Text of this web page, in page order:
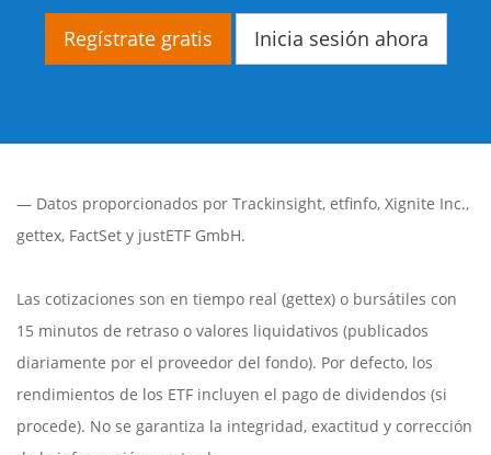
Regístrate gratis Inicia sesión ahora
— Datos proporcionados por Trackinsight, etfinfo, Xignite Inc.,
gettex, FactSet y justETF GmbH.
Las cotizaciones son en tiempo real (gettex) o bursátiles con
15 minutos de retraso o valores liquidativos (publicados
diariamente por el proveedor del fondo). Por defecto, los
rendimientos de los ETF incluyen el pago de dividendos (si
procede). No se garantiza la integridad, exactitud y corrección